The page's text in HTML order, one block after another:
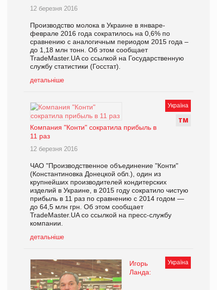
12 березня 2016
Производство молока в Украине в январе-
феврале 2016 года сократилось на 0,6% по
сравнению с аналогичным периодом 2015 года –
до 1,18 млн тонн. Об этом сообщает
TradeMaster.UA со ссылкой на Государственную
службу статистики (Госстат).
детальніше
Україна
ТМ
Компания "Конти" сократила прибыль в
11 раз
12 березня 2016
ЧАО "Производственное объединение "Конти"
(Константиновка Донецкой обл.), один из
крупнейших производителей кондитерских
изделий в Украине, в 2015 году сократило чистую
прибыль в 11 раз по сравнению с 2014 годом —
до 64,5 млн грн. Об этом сообщает
TradeMaster.UA со ссылкой на пресс-службу
компании.
детальніше
Україна
Игорь
Ланда: